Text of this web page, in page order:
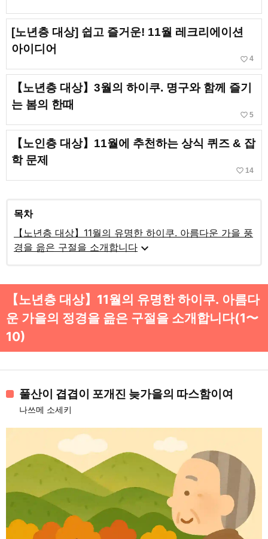
[노년층 대상] 쉽고 즐거운! 11월 레크리에이션
아이디어
favorite_border 4
【노년층 대상】3월의 하이쿠. 명구와 함께 즐기
는 봄의 한때
favorite_border 5
【노인층 대상】11월에 추천하는 상식 퀴즈 & 잡
학 문제
favorite_border 14
목차
【노년층 대상】11월의 유명한 하이쿠. 아름다운 가을 풍
경을 읊은 구절을 소개합니다 expand_more
【노년층 대상】11월의 유명한 하이쿠. 아름다
운 가을의 정경을 읊은 구절을 소개합니다(1〜
10)
풀산이 겹겹이 포개진 늦가을의 따스함이여
나쓰메 소세키